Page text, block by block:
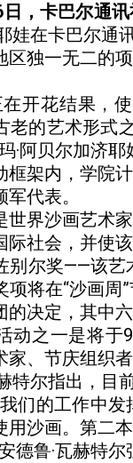
日，卡巴尔通
娃在卡巴尔通
区独一无二的
开花结果，
老的艺术形式
·阿贝尔加济耶
框架内，学院
代表。
世界沙画艺术
社会，并使
别尔奖——该艺
项将在“沙画
的决定，其中
动之一是将于
、节庆组织
特尔指出，目
们的工作中
用沙画。第二
德鲁·瓦赫特尔